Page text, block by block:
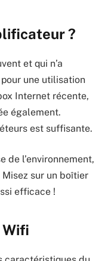
?
et qui n’a
une utilisation
Internet récente,
également.
est suffisante.
de l’environnement,
sur un boîtier
efficace !
Wifi